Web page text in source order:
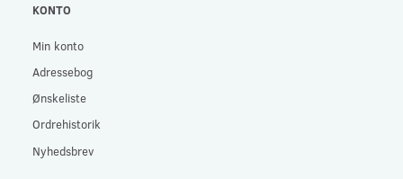
KONTO
Min konto
Adressebog
Ønskeliste
Ordrehistorik
Nyhedsbrev